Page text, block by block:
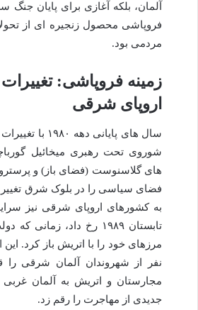
آلمان، بلکه آغازی برای پایان
فروپاشی محصول زنجیره ای از
مردمی بود.
زمینه فروپاشی:
اروپای شرقی
سال های پایانی
شوروی تحت رهبری میخائیل
های گلاسنوست (فضای باز) و
فضای سیاسی را در بلوک شرق تغییر
به کشورهای اروپای شرقی نیز
تابستان ۱۹۸۹ رخ داد،
مرزهای خود را با اتریش باز کرد. این
نفر از شهروندان آلمان شرقی
مجارستان و اتریش به آلمان غربی
جدیدی از مهاجرت را رقم زد.